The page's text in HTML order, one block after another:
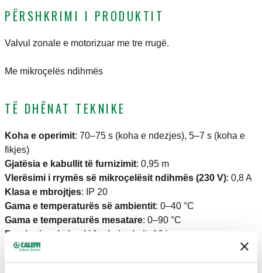
PËRSHKRIMI I PRODUKTIT
Valvul zonale e motorizuar me tre rrugë.
Me mikroçelës ndihmës
TË DHËNAT TEKNIKE
Koha e operimit: 70–75 s (koha e ndezjes), 5–7 s (koha e
fikjes)
Gjatësia e kabullit të furnizimit: 0,95 m
Vlerësimi i rrymës së mikroçelësit ndihmës (230 V): 0,8 A
Klasa e mbrojtjes:
IP 20
Gama e temperaturës së ambientit: 0–40 °C
Gama e temperaturës mesatare: 0–90 °C
Presioni maksimal i funksionimit 16 bar
CERTIFIKIMET